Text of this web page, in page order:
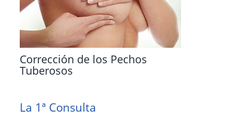
Corrección de los Pechos
Tuberosos
La 1ª Consulta